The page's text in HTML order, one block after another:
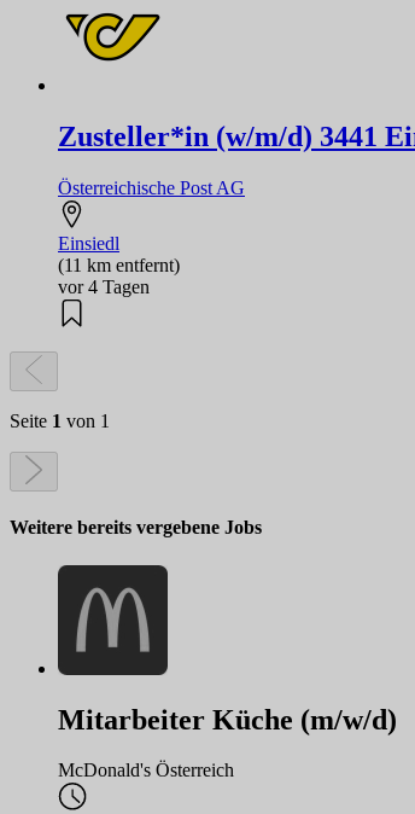
Zusteller*in (w/m/d) 3441
Österreichische Post AG
Einsiedl
(11 km entfernt)
vor 4 Tagen
Seite 1 von 1
Weitere bereits vergebene Jobs
Mitarbeiter Küche (m/w/d)
McDonald's Österreich